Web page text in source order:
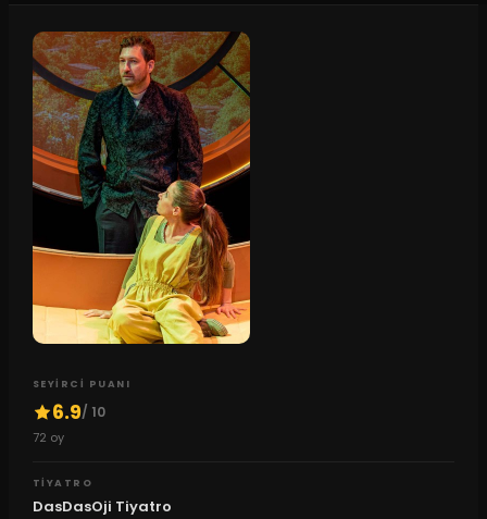
SEYIRCI PUANI
6.9/ 10
72 oy
TIYATRO
DasDasOji Tiyatro